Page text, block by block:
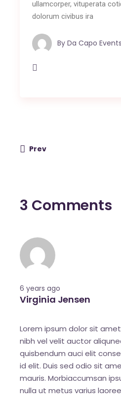
ullamcorper, vituperata
dolorum civibus ira
By Da Capo Events
Prev
3 Comments
6 years ago
Virginia Jensen
Lorem ipsum dolor sit
nibh vel velit auctor
quisbendum auci elit
id elit. Duis sed odio sit
mauris. Morbiaccumsan
nulla ut metus varius